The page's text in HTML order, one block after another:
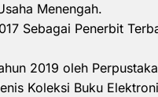
Menengah.
Sebagai Penerbit
2019 oleh
Koleksi Buku